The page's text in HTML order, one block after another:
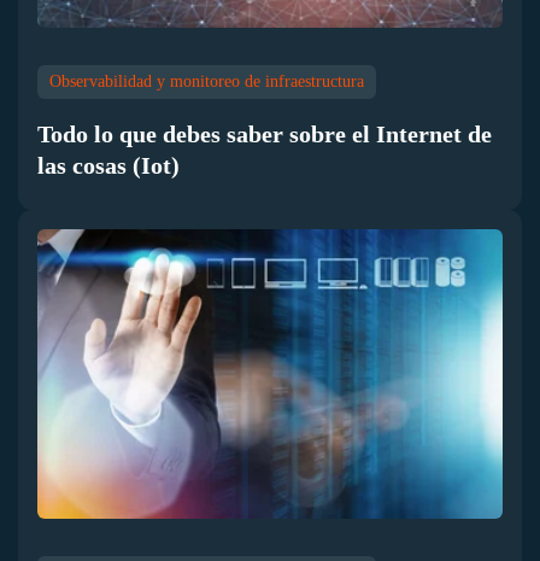
Observabilidad y monitoreo de infraestructura
Todo lo que debes saber sobre el Internet de
las cosas (Iot)